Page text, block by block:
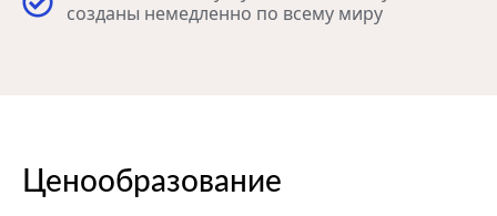
созданы немедленно по всему миру
Ценообразование